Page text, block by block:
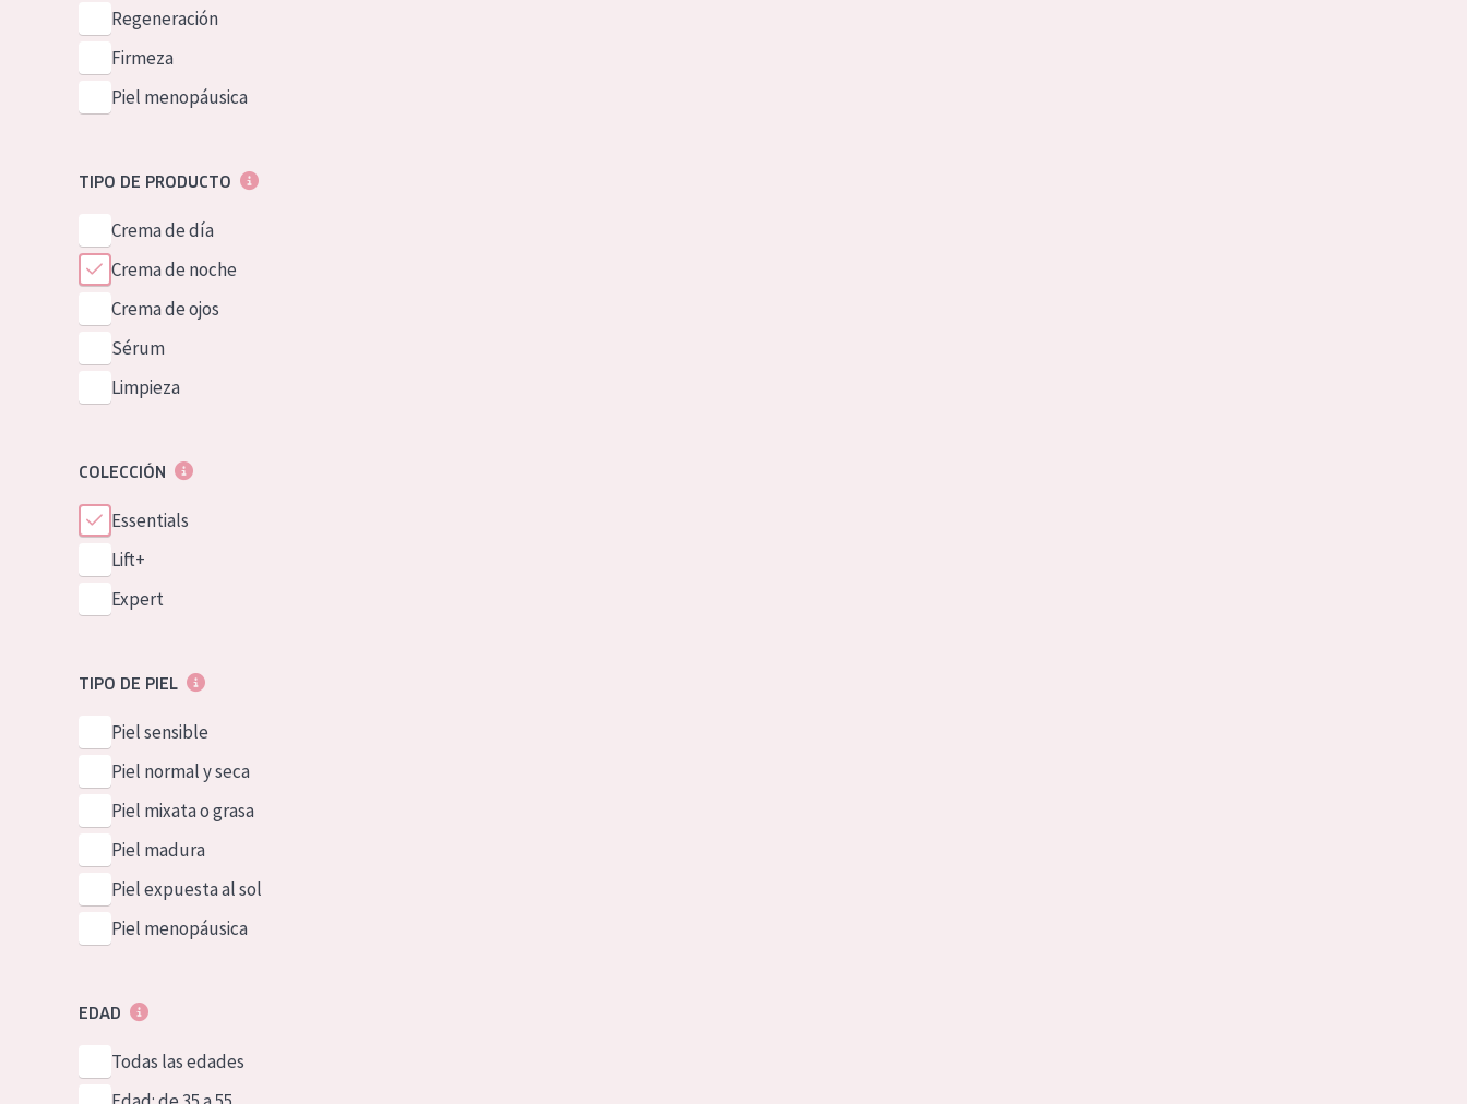
German
Spanish
Greek
Regeneración
Firmeza
Piel menopáusica
TIPO DE PRODUCTO
Crema de día
Crema de noche
Crema de ojos
Sérum
Limpieza
COLECCIÓN
Essentials
Lift+
Expert
TIPO DE PIEL
Piel sensible
Piel normal y seca
Piel mixata o grasa
Piel madura
Piel expuesta al sol
Piel menopáusica
EDAD
Todas las edades